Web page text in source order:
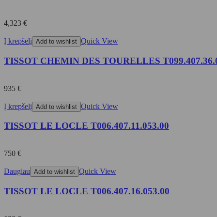
4,323 €
Į krepšelį Add to wishlist Quick View
TISSOT CHEMIN DES TOURELLES
935 €
Į krepšelį Add to wishlist Quick View
TISSOT LE LOCLE T006.407.11.053.00
750 €
Daugiau Add to wishlist Quick View
TISSOT LE LOCLE T006.407.16.053.00